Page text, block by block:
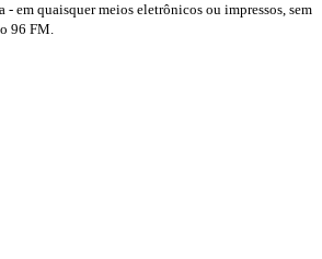
- em quaisquer meios eletrônicos ou impressos, sem
96 FM.